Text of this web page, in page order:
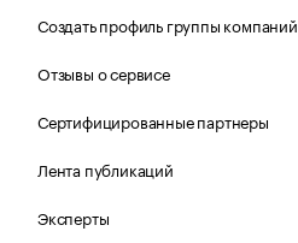
Создать профиль группы компаний
Отзывы о сервисе
Сертифицированные партнеры
Лента публикаций
Эксперты